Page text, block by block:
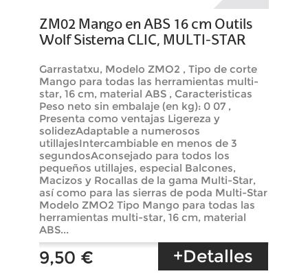
ZM02 Mango en ABS 16 cm Outils
Wolf Sistema CLIC, MULTI-STAR
Garrastatxu, Modelo ZMO2 , Tipo de corte
Mango para todas las herramientas multi-
star, 16 cm, material ABS , Caracteristicas
Peso neto sin embalaje (en kg): 0 07 ,
Presenta como ventajas Ligereza y
solidezAdaptable a numerosos
utillajesIntercambiable en menos de 3
segundosAconsejado para todos los
pequeños utillajes, especial Balcones,
Macizos y Rocallas de la gama Multi-Star,
así como para las sierras de poda Multi-Star
Modelo ZMO2 Tipo Mango para todas las
herramientas multi-star, 16 cm, material
ABS...
9,50 € +Detalles